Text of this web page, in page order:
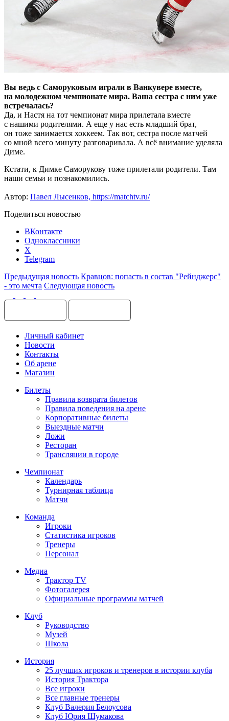
Вы ведь с Саморуковым играли в Ванкувере вместе,
на молодежном чемпионате мира. Ваша сестра с ним уже
встречалась?
Да, и Настя на тот чемпионат мира прилетала вместе
с нашими родителями. А еще у нас есть младший брат,
он тоже занимается хоккеем. Так вот, сестра после матчей
со мной всего минуту разговаривала. А всё внимание уделяла
Диме.
Кстати, к Димке Саморукову тоже прилетали родители. Там
наши семьи и познакомились.
Автор: Павел Лысенков, https://matchtv.ru/
Поделиться новостью
ВКонтакте
Одноклассники
X
Telegram
Предыдущая новость Кравцов: попасть в состав "Рейнджерс"
- это мечта Следующая новость
Личный кабинет
Новости
Контакты
Об арене
Магазин
Билеты
Правила возврата билетов
Правила поведения на арене
Корпоративные билеты
Выездные матчи
Ложи
Ресторан
Трансляции в городе
Чемпионат
Календарь
Турнирная таблица
Матчи
Команда
Игроки
Статистика игроков
Тренеры
Персонал
Медиа
Трактор TV
Фотогалерея
Официальные программы матчей
Клуб
Руководство
Музей
Школа
История
25 лучших игроков и тренеров в истории клуба
История Трактора
Все игроки
Все главные тренеры
Клуб Валерия Белоусова
Клуб Юрия Шумакова